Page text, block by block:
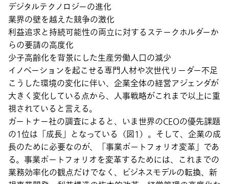
デジタルテクノロジーの進化
業界の壁を越えた競争の激化
利益追求と持続可能性の両立に対するステークホルダーか
らの要請の高度化
少子高齢化を背景にした生産労働人口の減少
イノベーションを起こせる専門人材や次世代リーダー不足
こうした環境の変化に伴い、企業全体の経営アジェンダが
大きく変化している点から、人事戦略がこれまで以上に重
視されていると言える。
ガートナー社の調査によると、いま世界のCEOの優先課題
の1位は「成長」となっている（図1）。そして、企業の成
長のために必要なのが、「事業ポートフォリオ変革」であ
る。事業ポートフォリオを変革するためには、これまでの
業務効率化の観点だけでなく、ビジネスモデルの転換、新